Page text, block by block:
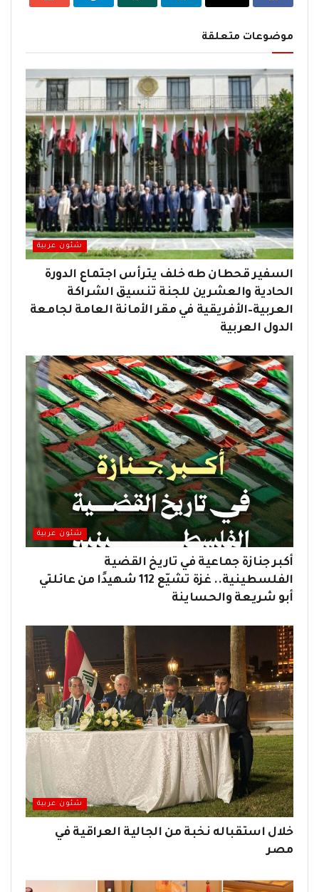
موضوعات متعلقة
شئون عربية
السفير قحطان طه خلف يترأس اجتماع الدورة
الحادية والعشرين للجنة تنسيق الشراكة
العربية–الأفريقية في مقر الأمانة العامة لجامعة
الدول العربية
شئون عربية
أكبر جنازة جماعية في تاريخ القضية
الفلسطينية.. غزة تشيّع 112 شهيدًا من عائلتي
أبو شريعة والحساينة
شئون عربية
خلال استقباله نخبة من الجالية العراقية في
مصر